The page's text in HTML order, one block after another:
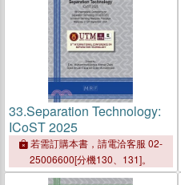
33.Separation Technology:
ICoST 2025
若需訂購本書，請電洽客服 02-
25006600[分機130、131]。